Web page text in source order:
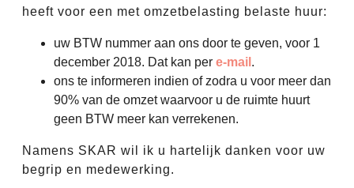
heeft voor een met omzetbelasting belaste huur:
uw BTW nummer aan ons door te geven, voor 1
december 2018. Dat kan per e-mail .
ons te informeren indien of zodra u voor meer dan
90% van de omzet waarvoor u de ruimte huurt
geen BTW meer kan verrekenen.
Namens SKAR wil ik u hartelijk danken voor uw
begrip en medewerking.